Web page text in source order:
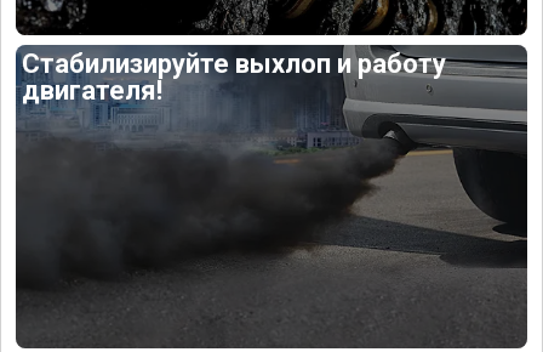
Стабилизируйте выхлоп и работу
двигателя!